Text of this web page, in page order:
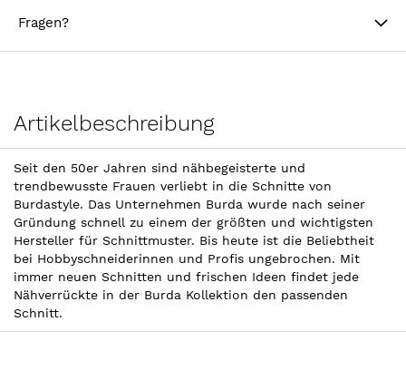
Fragen?
Artikelbeschreibung
Seit den 50er Jahren sind nähbegeisterte und
trendbewusste Frauen verliebt in die Schnitte von
Burdastyle. Das Unternehmen Burda wurde nach seiner
Gründung schnell zu einem der größten und wichtigsten
Hersteller für Schnittmuster. Bis heute ist die Beliebtheit
bei Hobbyschneiderinnen und Profis ungebrochen. Mit
immer neuen Schnitten und frischen Ideen findet jede
Nähverrückte in der Burda Kollektion den passenden
Schnitt.